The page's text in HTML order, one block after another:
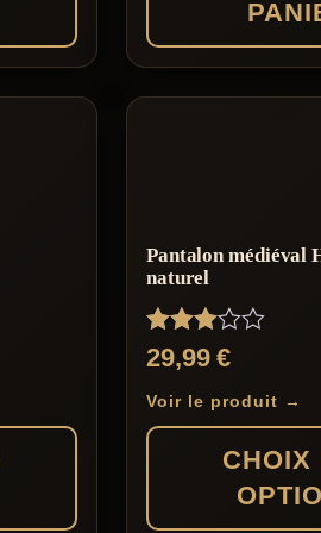
Pantalon médiéval
naturel
Note
3.00
sur 5
29,99€
Voir le produit →
CHOIX